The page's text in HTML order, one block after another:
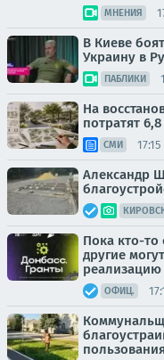
МНЕНИЯ
В Киеве
Украину в
ПАБЛИКИ
На
потратят
СМИ 17:15
Александр
Пока кто-то
другие
реализацию
ОФИЦ.